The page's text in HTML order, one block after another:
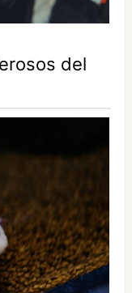
del